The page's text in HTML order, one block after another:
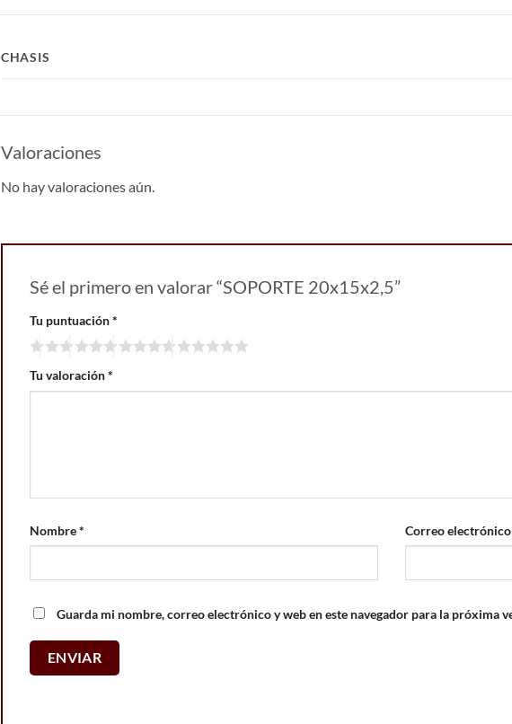
CHASIS
Valoraciones
No hay valoraciones aún.
Sé el primero en valorar “SOPORTE 20x15x2,5”
Tu puntuación*
Tu valoración*
Nombre* Correo
Guarda mi nombre, correo electrónico y web en este navegador para la próxima